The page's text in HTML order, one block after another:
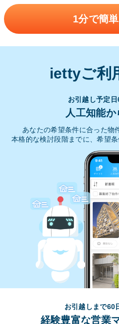
1分で簡
iettyご利
お引越し予定
人工知能
あなたの希望条件に合った物
本格的な検討段階までに、希望
お引越しまで60
経験豊富な営業